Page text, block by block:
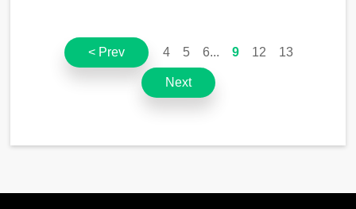
< Prev 4 5 6 9 12 13
Next